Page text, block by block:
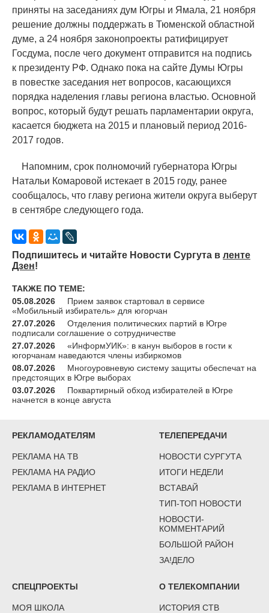
приняты на заседаниях дум Югры и Ямала, 21 ноября
решение должны поддержать в Тюменской областной
думе, а 24 ноября законопроекты ратифицирует
Госдума, после чего документ отправится на подпись
к президенту РФ. Однако пока на сайте Думы Югры
в повестке заседания нет вопросов, касающихся
порядка наделения главы региона властью. Основной
вопрос, который будут решать парламентарии округа,
касается бюджета на 2015 и плановый период 2016-
2017 годов.
Напомним, срок полномочий губернатора Югры
Натальи Комаровой истекает в 2015 году, ранее
сообщалось, что главу региона жители округа выберут
в сентябре следующего года.
Подпишитесь и читайте Новости Сургута в ленте
Дзен!
ТАКЖЕ ПО ТЕМЕ:
05.08.2026
Прием заявок стартовал в сервисе
«Мобильный избиратель» для югорчан
27.07.2026
Отделения политических партий в Югре
подписали соглашение о сотрудничестве
27.07.2026
«ИнформУИК»: в канун выборов в гости к
югорчанам наведаются члены избиркомов
08.07.2026
Многоуровневую систему защиты обеспечат на
предстоящих в Югре выборах
03.07.2026
Поквартирный обход избирателей в Югре
начнется в конце августа
РЕКЛАМОДАТЕЛЯМ
РЕКЛАМА НА ТВ
РЕКЛАМА НА РАДИО
РЕКЛАМА В ИНТЕРНЕТ
ТЕЛЕПЕРЕДАЧИ
НОВОСТИ СУРГУТА
ИТОГИ НЕДЕЛИ
ВСТАВАЙ
ТИП-ТОП НОВОСТИ
НОВОСТИ-
КОММЕНТАРИЙ
БОЛЬШОЙ РАЙОН
ЗА!ДЕЛО
СПЕЦПРОЕКТЫ
МОЯ ШКОЛА
О ТЕЛЕКОМПАНИИ
ИСТОРИЯ СТВ